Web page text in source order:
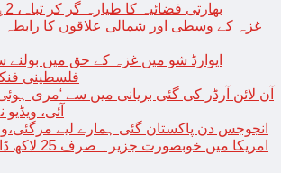
بھارتی فضائیہ کا طیارہ گر کر تباہ، 2پائلٹس ہلاک
غزہ کے وسطی اور شمالی علاقوں کا رابطہ
فلسطینی
آن لائن آرڈر کی گئی بریانی میں سے ‘مری
آئی،
انجوجس دن پاکستان گئی ہمارے لیے
امریکا میں